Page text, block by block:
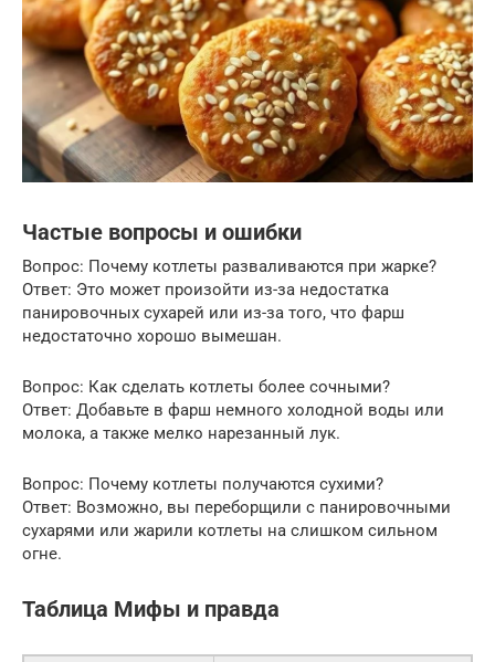
Частые вопросы и ошибки
Вопрос: Почему котлеты разваливаются при жарке?
Ответ: Это может произойти из-за недостатка
панировочных сухарей или из-за того, что фарш
недостаточно хорошо вымешан.
Вопрос: Как сделать котлеты более сочными?
Ответ: Добавьте в фарш немного холодной воды или
молока, а также мелко нарезанный лук.
Вопрос: Почему котлеты получаются сухими?
Ответ: Возможно, вы переборщили с панировочными
сухарями или жарили котлеты на слишком сильном
огне.
Таблица Мифы и правда